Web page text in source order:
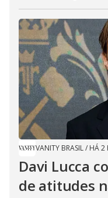
VANITY BRASIL/ HÁ 2
Davi Lucca
de atitudes